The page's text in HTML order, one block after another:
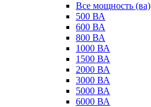
Все мощность (ва)
500 ВА
600 ВА
800 ВА
1000 ВА
1500 ВА
2000 ВА
3000 ВА
5000 ВА
6000 ВА